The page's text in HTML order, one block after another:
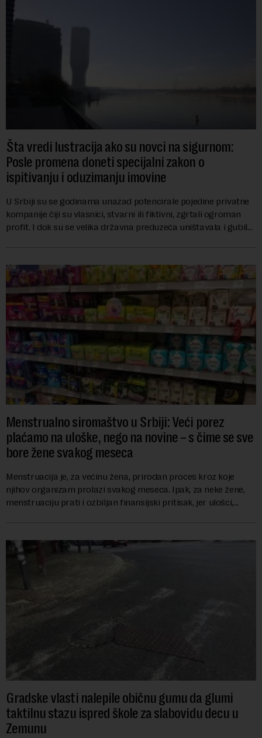
Šta vredi lustracija ako su novci na sigurnom:
Posle promena doneti specijalni zakon o
ispitivanju i oduzimanju imovine
U Srbiji su se godinama unazad potencirale pojedine privatne
kompanije čiji su vlasnici, stvarni ili fiktivni, zgrtali ogroman
profit. I dok su se velika državna preduzeća uništavala i gubila
Menstrualno siromaštvo u Srbiji: Veći porez
plaćamo na uloške, nego na novine – s čime se sve
bore žene svakog meseca
Menstruacija je, za većinu žena, prirodan proces kroz koje
njihov organizam prolazi svakog meseca. Ipak, za neke žene,
menstruaciju prati i ozbiljan finansijski pritisak, jer ulošci,
Gradske vlasti nalepile običnu gumu da glumi
taktilnu stazu ispred škole za slabovidu decu u
Zemunu